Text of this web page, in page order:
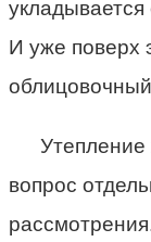
И уже поверх
вопрос